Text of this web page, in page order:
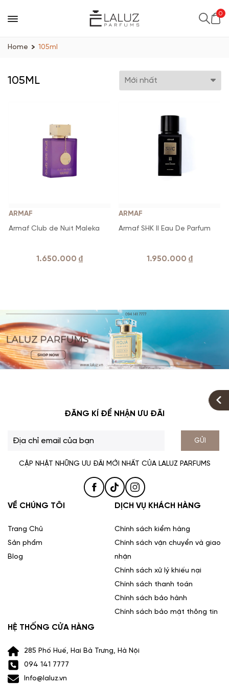
0
Home 105ml
105ML
ARMAF
Armaf Club de Nuit Maleka
1.650.000 ₫
ARMAF
Armaf SHK II Eau De Parfum
1.950.000 ₫
ĐĂNG KÍ ĐỂ NHẬN ƯU ĐÃI
GỬI
CẬP NHẬT NHỮNG ƯU ĐÃI MỚI NHẤT CỦA LALUZ PARFUMS
VỀ CHÚNG TÔI
Trang Chủ
Sản phẩm
Blog
DỊCH VỤ KHÁCH HÀNG
Chính sách kiểm hàng
Chính sách vận chuyển và giao
nhận
Chính sách xử lý khiếu nại
Chính sách thanh toán
Chính sách bảo hành
Chính sách bảo mật thông tin
HỆ THỐNG CỬA HÀNG
285 Phố Huế, Hai Bà Trưng, Hà Nội
094 141 7777
Info@laluz.vn